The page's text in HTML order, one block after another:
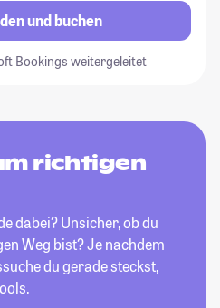
und buchen
Bookings weitergeleitet
richtigen
dabei? Unsicher, ob du
Weg bist? Je nachdem
du gerade steckst,